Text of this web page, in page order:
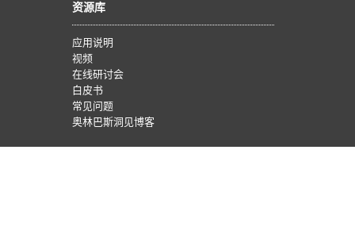
资源库
应用说明
视频
在线研讨会
白皮书
常见问题
奥林巴斯洞见博客